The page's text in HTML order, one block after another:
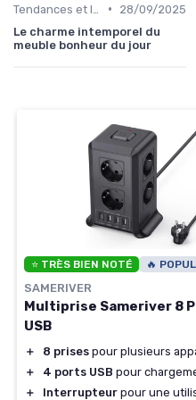
•
28/09/2025
Le charme intemporel du
meuble bonheur du jour
⭐ TRÈS BIEN NOTÉ 🔥
SAMERIVER
Multiprise Sameriver 8
USB
＋ 8 prises pour plusieurs
＋
4 ports USB pour
＋
Interrupteur pour une